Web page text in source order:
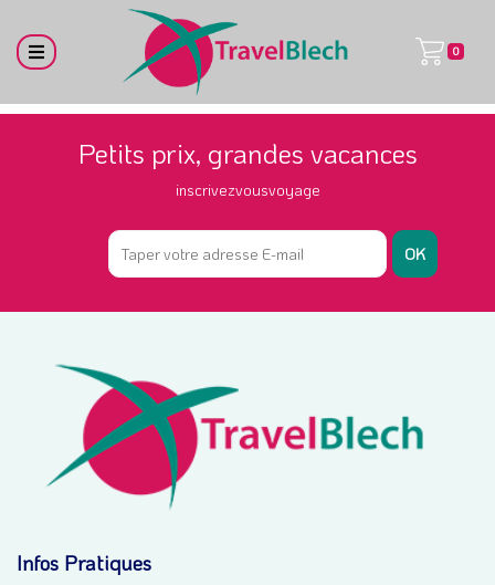
0
Petits prix, grandes vacances
inscrivezvousvoyage
OK
Infos Pratiques